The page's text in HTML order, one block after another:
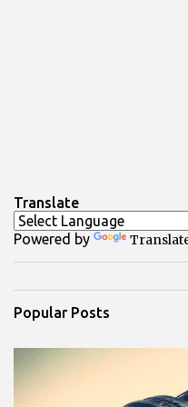
Translate
Powered by
Popular Posts